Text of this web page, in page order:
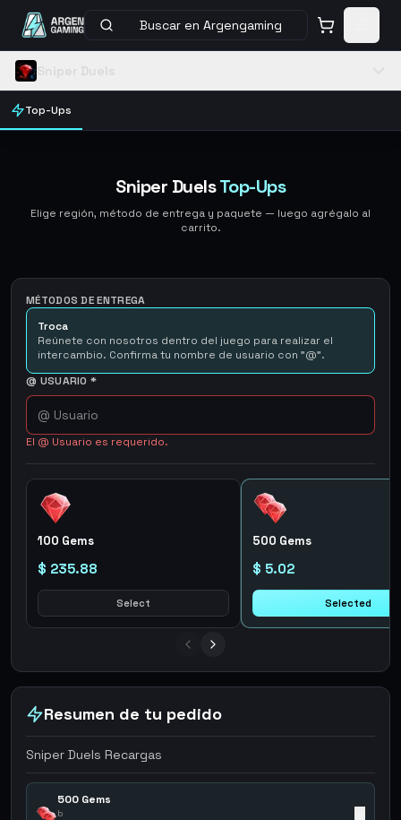
Buscar en Argengaming
Top-Ups
Sniper DuelsTop-Ups
Elige región, método de entrega y paquete — luego agrégalo al
carrito.
MÉTODOS DE ENTREGA
Troca
Reúnete con nosotros dentro del juego para realizar el
intercambio. Confirma tu nombre de usuario con "@".
@ USUARIO *
El @ Usuario es requerido.
100 Gems
$ 235.88
Select
500 Gems
$ 5.02
Selected
Resumen de tu pedido
Sniper Duels Recargas
500 Gems
b